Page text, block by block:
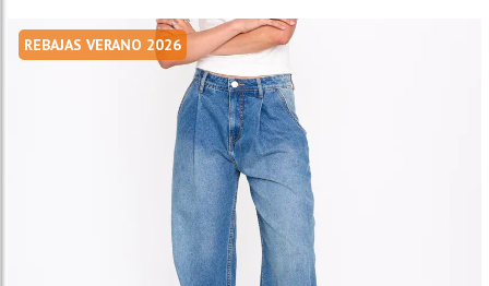
REBAJAS VERANO 2026